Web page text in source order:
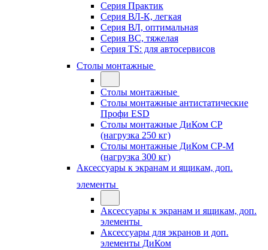
Серия Практик
Серия ВЛ-К, легкая
Серия ВЛ, оптимальная
Серия ВС, тяжелая
Серия TS: для автосервисов
Столы монтажные
Столы монтажные
Столы монтажные антистатические
Профи ESD
Столы монтажные ДиКом СР
(нагрузка 250 кг)
Столы монтажные ДиКом СР-М
(нагрузка 300 кг)
Аксессуары к экранам и ящикам, доп.
элементы
Аксессуары к экранам и ящикам, доп.
элементы
Аксессуары для экранов и доп.
элементы ДиКом